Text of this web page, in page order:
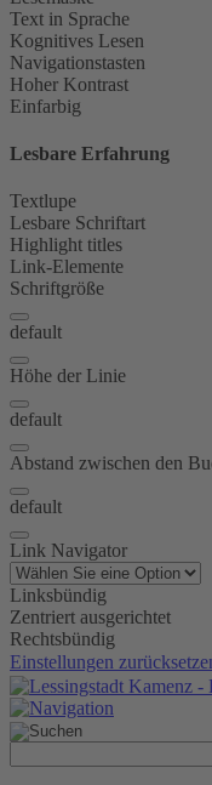
Text in Sprache
Kognitives Lesen
Navigationstasten
Hoher Kontrast
Einfarbig
Lesbare Erfahrung
Textlupe
Lesbare Schriftart
Highlight titles
Link-Elemente
Schriftgröße
default
Höhe der Linie
default
Abstand zwischen den
default
Link Navigator
Linksbündig
Zentriert ausgerichtet
Rechtsbündig
Einstellungen